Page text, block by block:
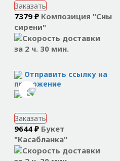
Заказать
7379 ₽ Композиция "Сны
сирени"
за 2 ч. 30 мин.
Отправить ссылку на
приложение
Заказать
9644 ₽ Букет
"Касабланка"